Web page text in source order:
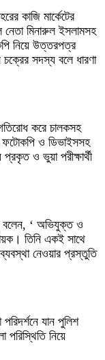
কাজি মার্কেটের
নেতা মিনারুল ইসলামসহ
নিয়ে উত্তরপত্র
সদস্য বলে ধারণা
করে চালকসহ
ও ডিভাইসসহ
ও ভুয়া পরীক্ষার্থী
বলেন, ‘ অভিযুক্ত ও
তিনি একই সাথে
নেওয়ার প্রস্তুতি
যান পুলিশ
পরিস্থিতি নিয়ে